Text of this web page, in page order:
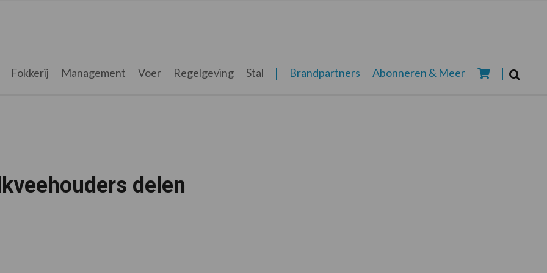
Fokkerij Management Voer Regelgeving Stal Brandpartners Abonneren & Meer
delen